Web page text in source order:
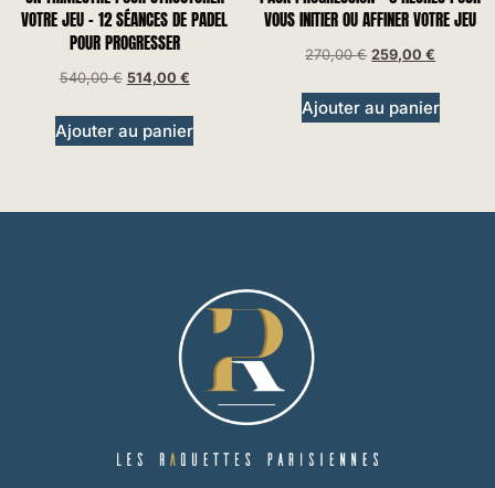
VOTRE JEU – 12 SÉANCES DE PADEL
POUR PROGRESSER
540,00€ 514,00 €
Ajouter au panier
VOUS INITIER OU AFFINER VOTRE JEU
270,00€ 259,00€
Ajouter au panier